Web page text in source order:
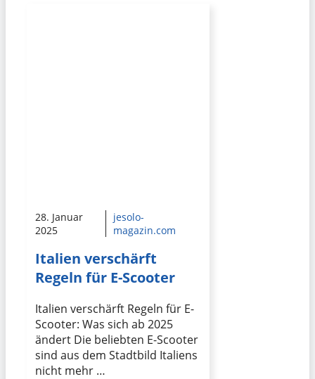
28. Januar
2025
jesolo-
magazin.com
Italien verschärft
Regeln für E-Scooter
Italien verschärft Regeln für E-
Scooter: Was sich ab 2025
ändert Die beliebten E-Scooter
sind aus dem Stadtbild Italiens
nicht mehr …